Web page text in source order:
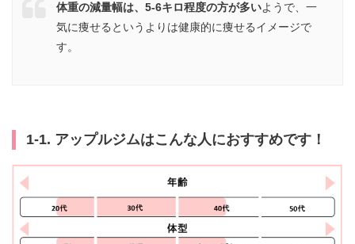
体重の減量幅は、5-6キロ程度の方が多いようで、一
気に痩せるというよりは健康的に痩せるイメージで
す。
1-1. アップルジムはこんな人におすすめです！